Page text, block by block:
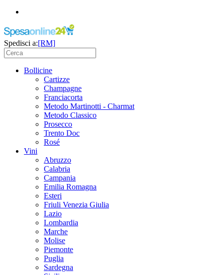
Spedisci a:[RM]
Bollicine
Cartizze
Champagne
Franciacorta
Metodo Martinotti - Charmat
Metodo Classico
Prosecco
Trento Doc
Rosé
Vini
Abruzzo
Calabria
Campania
Emilia Romagna
Esteri
Friuli Venezia Giulia
Lazio
Lombardia
Marche
Molise
Piemonte
Puglia
Sardegna